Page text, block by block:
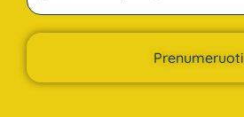
Prenumeruoti